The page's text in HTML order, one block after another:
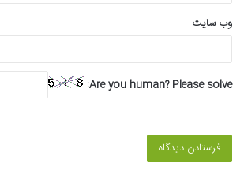
وب‌ سایت
Are you human? Please solve: